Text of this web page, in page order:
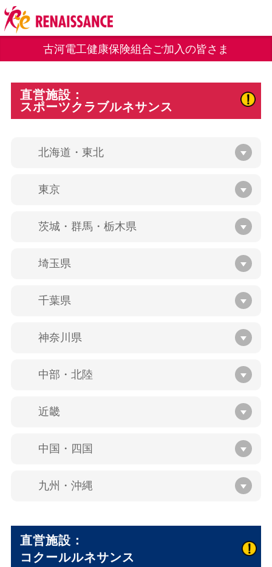
古河電工健康保険組合ご加入の皆さま
直営施設：
スポーツクラブルネサンス
北海道・東北
東京
茨城・群馬・栃木県
埼玉県
千葉県
神奈川県
中部・北陸
近畿
中国・四国
九州・沖縄
直営施設：
コクールルネサンス